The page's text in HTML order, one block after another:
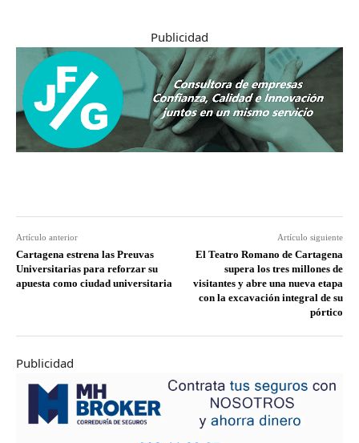
Publicidad
Artículo anterior
Cartagena estrena las Preuvas
Universitarias para reforzar su
apuesta como ciudad universitaria
Artículo siguiente
El Teatro Romano de Cartagena
supera los tres millones de
visitantes y abre una nueva etapa
con la excavación integral de su
pórtico
Publicidad